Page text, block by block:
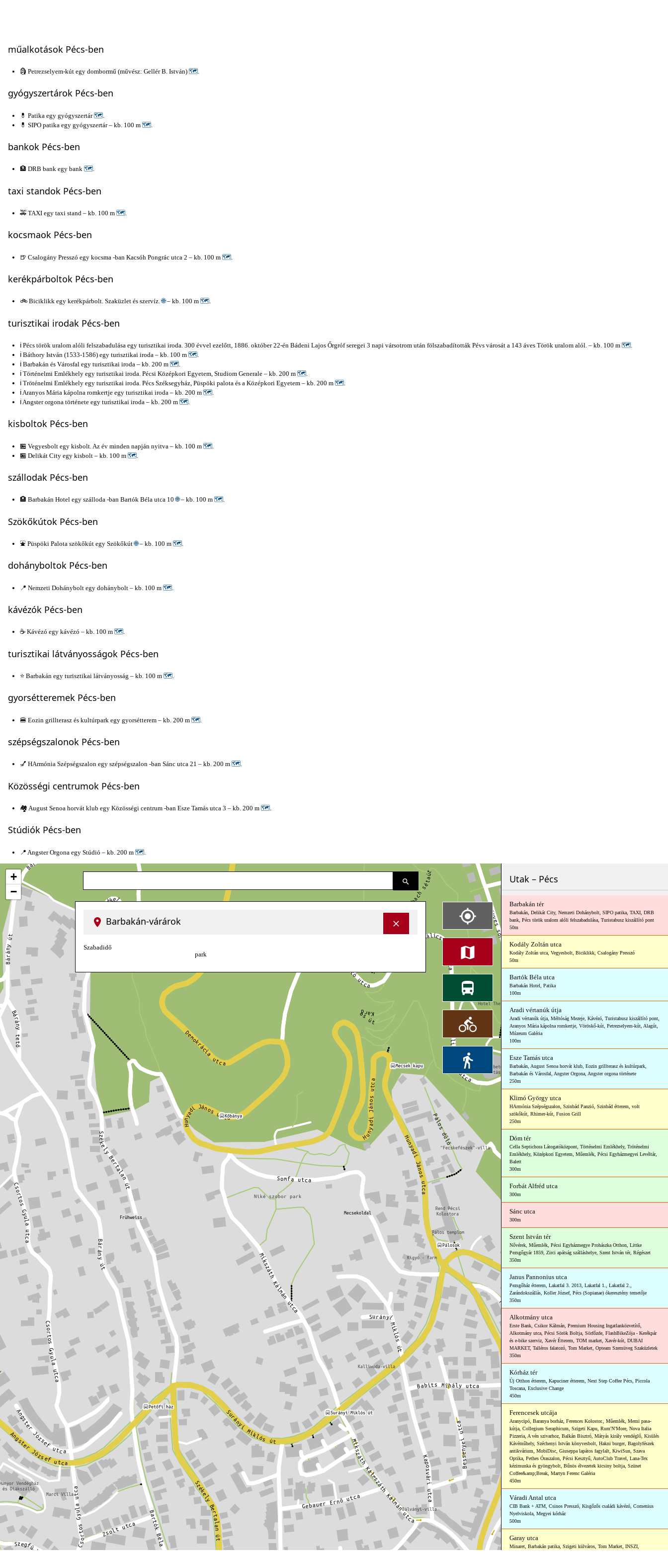
műalkotások Pécs-ben
🗿 Petrezselyem-kút egy dombormű (művész: Gellér B. István) 🗺.
gyógyszertárok Pécs-ben
💊 Patika egy gyógyszertár 🗺
💊 SIPO patika egy gyógyszertár – kb. 100 m 🗺
bankok Pécs-ben
🏦 DRB bank egy bank 🗺.
taxi standok Pécs-ben
🚕 TAXI egy taxi stand – kb. 100 m 🗺.
kocsmаok Pécs-ben
🍺 Csalogány Presszó egy kocsmа -ban Kacsóh Pongrác utca 2 – kb. 100 m 🗺
kerékpárboltok Pécs-ben
🚲 Biciklikk egy kerékpárbolt. Szaküzlet és szervíz.🌐– kb. 100 m 🗺.
turisztikai irodak Pécs-ben
ℹ️ Pécs török uralom alóli felszabadulása egy turisztikai iroda. 300 évvel ezelőtt, 1886. október 22-én Bádeni Lajos Őrgróf seregei 3 napi vársotrom után fölszabadították Pévs városát a 143 áves Török uralom alól. – kb. 100 m 🗺.
ℹ️ Báthory István (1533-1586) egy turisztikai iroda – kb. 100 m 🗺.
ℹ️ Barbakán és Városfal egy turisztikai iroda – kb. 200 m 🗺.
ℹ️ Történelmi Emlékhely egy turisztikai iroda. Pécsi Középkori Egyetem, Studiom Generale – kb. 200 m 🗺.
ℹ️ Tröténelmi Emlékhely egy turisztikai iroda. Pécs Széksegyház, Püspöki palota és a Középkori Egyetem – kb. 200 m 🗺.
ℹ️ Aranyos Mária kápolna romkertje egy turisztikai iroda – kb. 200 m 🗺.
ℹ️ Angster orgona története egy turisztikai iroda – kb. 200 m 🗺.
kisboltok Pécs-ben
🏪 Vegyesbolt egy kisbolt. Az év minden napján nyitva – kb. 100 m 🗺
🏪 Delikát City egy kisbolt – kb. 100 m 🗺
szállodak Pécs-ben
🏨 Barbakán Hotel egy szálloda -ban Bartók Béla utca 10🌐– kb. 100 m 🗺.
Szökőkútok Pécs-ben
⛲ Püspöki Palota szökőkút egy Szökőkút🌐– kb. 100 m 🗺.
dohányboltok Pécs-ben
📍 Nemzeti Dohánybolt egy dohánybolt – kb. 100 m 🗺
kávézók Pécs-ben
☕ Kávézó egy kávézó – kb. 100 m 🗺.
turisztikai látványosságok Pécs-ben
⭐ Barbakán egy turisztikai látványosság – kb. 100 m 🗺.
gyorsétteremek Pécs-ben
🍔 Eozin grillterasz és kultúrpark egy gyorsétterem – kb. 200 m 🗺
szépségszalonok Pécs-ben
💅 HArmónia Szépségszalon egy szépségszalon -ban Sánc utca 21 – kb. 200 m 🗺.
Közösségi centrumok Pécs-ben
🏘️ August Senoa horvát klub egy Közösségi centrum -ban Esze Tamás utca 3 – kb. 200 m 🗺
Stúdiók Pécs-ben
📍 Angster Orgona egy Stúdió – kb. 200 m 🗺
Barbakán-várárok
Szabadidő
park
+
−
Utak – Pécs
Barbakán tér
Barbakán, Delikát City, Nemzeti Dohánybolt, SIPO patika, TAXI, DRB
bank, Pécs török uralom alóli felszabadulása, Turistabusz kiszállító pont
50m
Kodály Zoltán utca
Kodály Zoltán utca, Vegyesbolt, Biciklikk, Csalogány Presszó
50m
Bartók Béla utca
Barbakán Hotel
Patika
100m
Aradi vértanúk útja
Aradi vértanúk útja, Méltóság Mezeje, Kávézó, Turistabusz kiszállító pont,
Aranyos Mária kápolna romkertje, Vöröskő-kút, Petrezselyem-kút, Alagút,
Múzeum Galéria
100m
Esze Tamás utca
Barbakán, August Senoa horvát klub, Eozin grillterasz és kultúrpark,
Barbakán és Városfal
Angster Orgona, Angster orgona története
250m
Klimó György utca
HArmónia Szépségszalon, Szinbád Panzió, Szinbád étterem
volt
szökőkút, Rhimer-kút, Fusion Grill
250m
Dóm tér
Cella Septichora Látogatóközpont, Történelmi Emlékhely, Tröténelmi
Emlékhely, Középkori Egyetem Műemlék, Pécsi Egyházmegyei Levéltár,
Balett
300m
Forbát Alfréd utca
300m
Sánc utca
300m
Szent István tér
Nővérek, Műemlék, Pécsi Egyházmegye Prohászka Otthon, Littke
Pezsgőgyár 1859, Zirci apátság szálláshelye, Szent István tér, Régészet
350m
Janus Pannonius utca
Pezsgőház étterem Lakatfal 3. 2013, Lakatfal 1. Lakatfal 2.
Zarándokszállás, Koller József, Pécs (Sopianae) ókeresztény temetője
350m
Alkotmány utca
Erste Bank, Csikor Kálmán, Premium Housing Ingatlanközvetítő,
Alkotmány utca, Pécsi Sörök Boltja, Sörfőzde, FlashBikeZója - Kerékpár
és e-bike szerviz, Xavér Étterem TOM market, Xavér-kút, DUBAI
MARKET, Talléros falatozó, Tom Market, Opteam Szemüveg Szaküzletek
350m
Kórház tér
Új Otthon étterem Kapuciner étterem Next Step Coffee Pécs, Piccola
Toscana, Exclusive Change
450m
Ferencesek utcája
Aranycipó, Baranya borház, Ferences Kolostor. Műemlék, Memi pasa-
kútja, Collegium Seraphicum Szigeti Kapu, Rum'N'More, Nova Italia
Pizzeria, A vén szivarhoz, Balkán Bisztró, Mátyás király vendéglő, Kisülés
Kávéműhely, Széchenyi István könyvesbolt, Hakni burger, Bagolyfészek
antikvárium
MobiDisc, Giuseppa lapátos fagylalt, KiwiSun, Szava
Optika, Pethes Óraszalon, Pécsi Kesztyű, AutoClub Travel
Lana-Tex
kézimunka és gyöngybolt, Bűnös élvezetek kicsiny boltja, Szünet
Coffee&amp;Break, Martyn Ferenc Galéria
450m
Váradi Antal utca
CIB Bank + ATM, Csinos Presszó, Kisgőzős családi kávézó, Comenius
Nyelviskola, Megyei kórház
500m
Garay utca
Minaret, Barbakán patika, Szigeti külváros, Tom Market, INSZI,